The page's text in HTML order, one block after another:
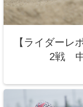
【ライダーレ
2戦